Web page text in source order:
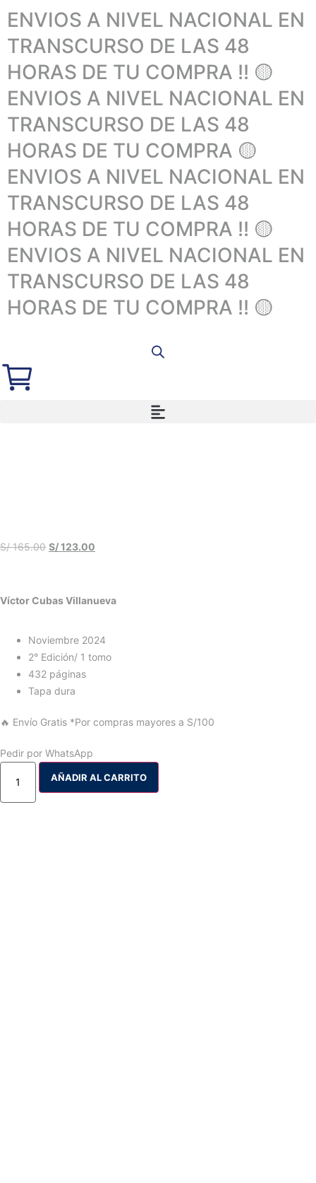
ENVIOS A NIVEL NACIONAL EN
TRANSCURSO DE LAS 48
HORAS DE TU COMPRA !! 🟡
ENVIOS A NIVEL NACIONAL EN
TRANSCURSO DE LAS 48
HORAS DE TU COMPRA 🟡
ENVIOS A NIVEL NACIONAL EN
TRANSCURSO DE LAS 48
HORAS DE TU COMPRA !! 🟡
ENVIOS A NIVEL NACIONAL EN
TRANSCURSO DE LAS 48
HORAS DE TU COMPRA !! 🟡
S/165.00 S/123.00
Víctor Cubas Villanueva
Noviembre 2024
2° Edición/ 1 tomo
432 páginas
Tapa dura
🔥 Envío Gratis *Por compras mayores a S/100
Pedir por WhatsApp
AÑADIR AL CARRITO